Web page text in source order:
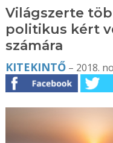
Világszerte
politikus kért
számára
KITEKINTŐ– 2018.